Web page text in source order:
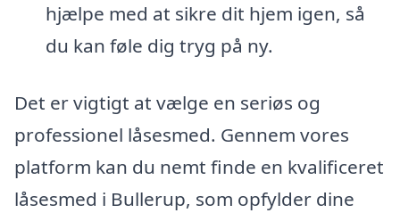
hjælpe med at sikre dit hjem igen, så
du kan føle dig tryg på ny.
Det er vigtigt at vælge en seriøs og
professionel låsesmed. Gennem vores
platform kan du nemt finde en kvalificeret
låsesmed i Bullerup, som opfylder dine